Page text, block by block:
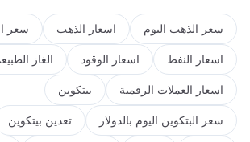
سعر الذهب اليوم اسعار الذهب سعر
اسعار النفط اسعار الوقود الغاز
اسعار العملات الرقمية بيتكوين
سعر البتكوين اليوم بالدولار تعدين بيتكوين